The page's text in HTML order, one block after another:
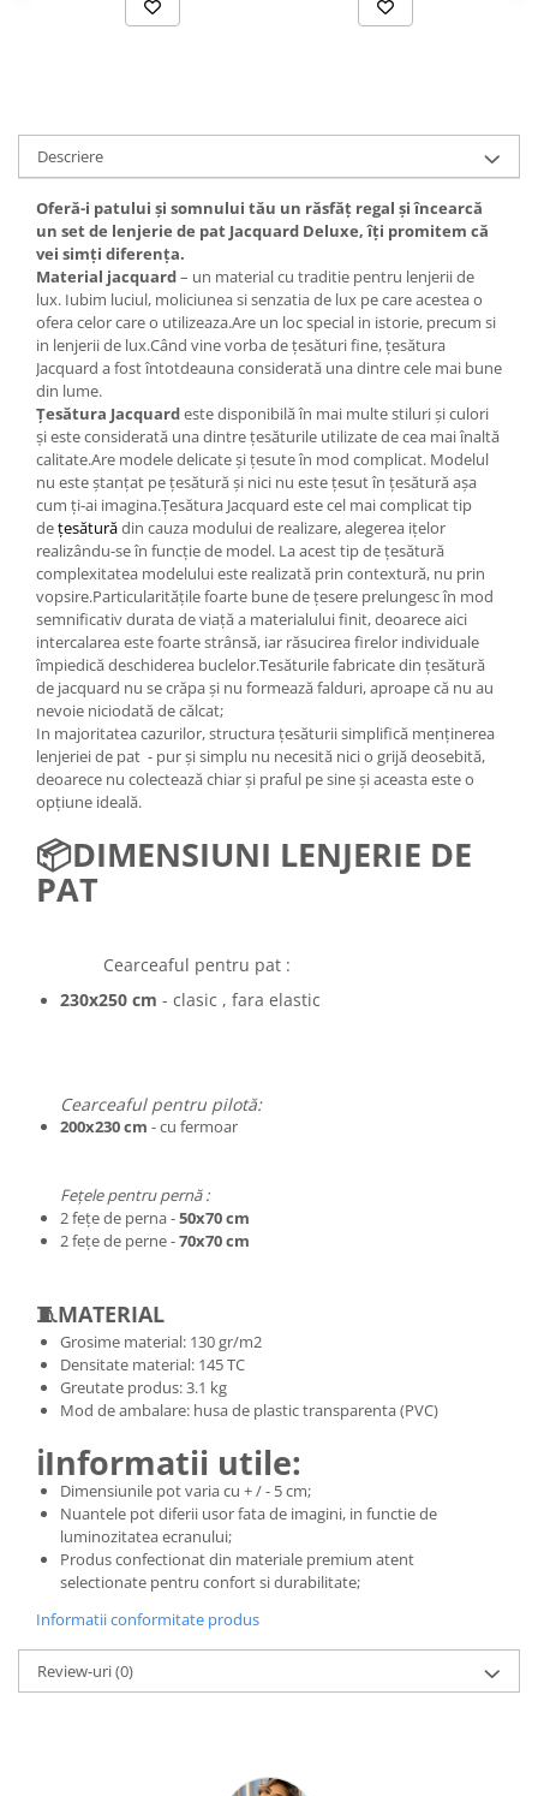
Descriere
Oferă-i patului și somnului tău un răsfăț regal și încearcă
un set de lenjerie de pat Jacquard Deluxe, îți promitem că
vei simți diferența.
Material jacquard– un material cu traditie pentru lenjerii de
lux. Iubim luciul, moliciunea si senzatia de lux pe care acestea o
ofera celor care o utilizeaza.Are un loc special in istorie, precum si
in lenjerii de lux.Când vine vorba de țesături fine, țesătura
Jacquard a fost întotdeauna considerată una dintre cele mai bune
din lume.
Țesătura Jacquardeste disponibilă în mai multe stiluri și culori
și este considerată una dintre țesăturile utilizate de cea mai înaltă
calitate.Are modele delicate și țesute în mod complicat. Modelul
nu este ștanțat pe țesătură și nici nu este țesut în țesătură așa
cum ți-ai imagina.Țesătura Jacquard este cel mai complicat tip
dețesăturădin cauza modului de realizare, alegerea ițelor
realizându-se în funcție de model. La acest tip de țesătură
complexitatea modelului este realizată prin contextură, nu prin
vopsire.Particularitățile foarte bune de țesere prelungesc în mod
semnificativ durata de viață a materialului finit, deoarece aici
intercalarea este foarte strânsă, iar răsucirea firelor individuale
împiedică deschiderea buclelor.Tesăturile fabricate din țesătură
de jacquard nu se crăpa și nu formează falduri, aproape că nu au
nevoie niciodată de călcat;
In majoritatea cazurilor, structura țesăturii simplifică menținerea
lenjeriei de pat - pur și simplu nu necesită nici o grijă deosebită,
deoarece nu colectează chiar și praful pe sine și aceasta este o
opțiune ideală.
📦DIMENSIUNI LENJERIE DE
PAT
Cearceaful pentru pat :
230x250 cm - clasic , fara elastic
Cearceaful pentru pilotă:
200x230 cm - cu fermoar
Fețele pentru pernă :
2 fețe de perna -50x70 cm
2 fețe de perne -70x70 cm
🧵MATERIAL
Grosime material: 130 gr/m2
Densitate material: 145 TC
Greutate produs: 3.1 kg
Mod de ambalare: husa de plastic transparenta (PVC)
ℹ️Informatii utile:
Dimensiunile pot varia cu + / - 5 cm;
Nuantele pot diferii usor fata de imagini, in functie de
luminozitatea ecranului;
Produs confectionat din materiale premium atent
selectionate pentru confort si durabilitate;
Informatii conformitate produs
Review-uri(0)